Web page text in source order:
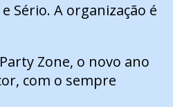
Sério. A organização é
Zone, o novo ano
com o sempre